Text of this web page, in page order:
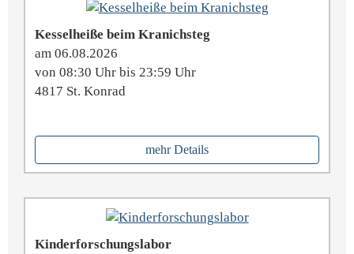
Kesselheiße beim Kranichsteg
am 06.08.2026
von 08:30 Uhr bis 23:59 Uhr
4817 St. Konrad
mehr Details
Kinderforschungslabor